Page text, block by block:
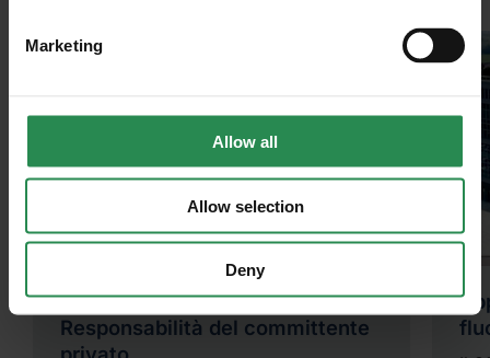
Marketing
Allow all
Allow selection
Deny
Sicurezza sul lavoro:
Responsabilità del committente
privato